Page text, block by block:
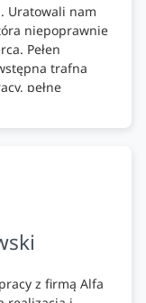
Uratowali nam
niepoprawnie
Pełen
trafna
pełne
na rzeczy.
rzetelna.
z firmą Alfa